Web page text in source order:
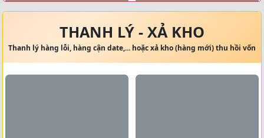
THANH LÝ - XẢ KHO
Thanh lý hàng lỗi, hàng cận date,... hoặc xả kho (hàng mới) thu hồi vốn